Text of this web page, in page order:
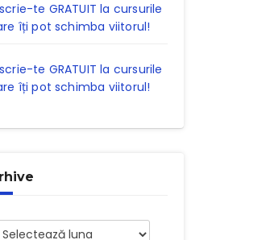
te GRATUIT la cursurile
îți pot schimba viitorul!
te GRATUIT la cursurile
îți pot schimba viitorul!